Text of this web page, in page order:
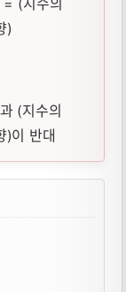
)
(지수의
)이 반대
이 뜻, 성